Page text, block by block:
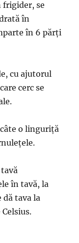
frigider, se
în
în 6 părți
cu ajutorul
cerc se
o linguriță
în tavă, la
dă tava la